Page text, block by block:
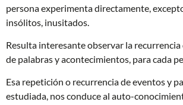
persona experimenta directamente,
insólitos, inusitados.
Resulta interesante observar la
de palabras y acontecimientos, para cada
Esa repetición o recurrencia de eventos y
estudiada, nos conduce al auto-